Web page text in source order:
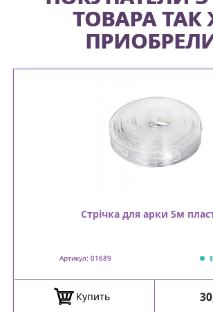
ТОВАРА ТАК
Стрічка для арки 5м
Артикул: 01689
Купить